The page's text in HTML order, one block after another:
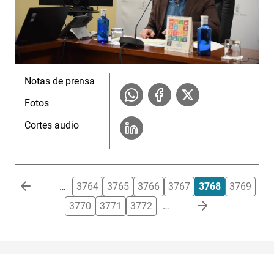
Notas de prensa
Fotos
Cortes audio
Paginación … 3764 3765 3766 3767 3768
3769
3770
3771 3772 …